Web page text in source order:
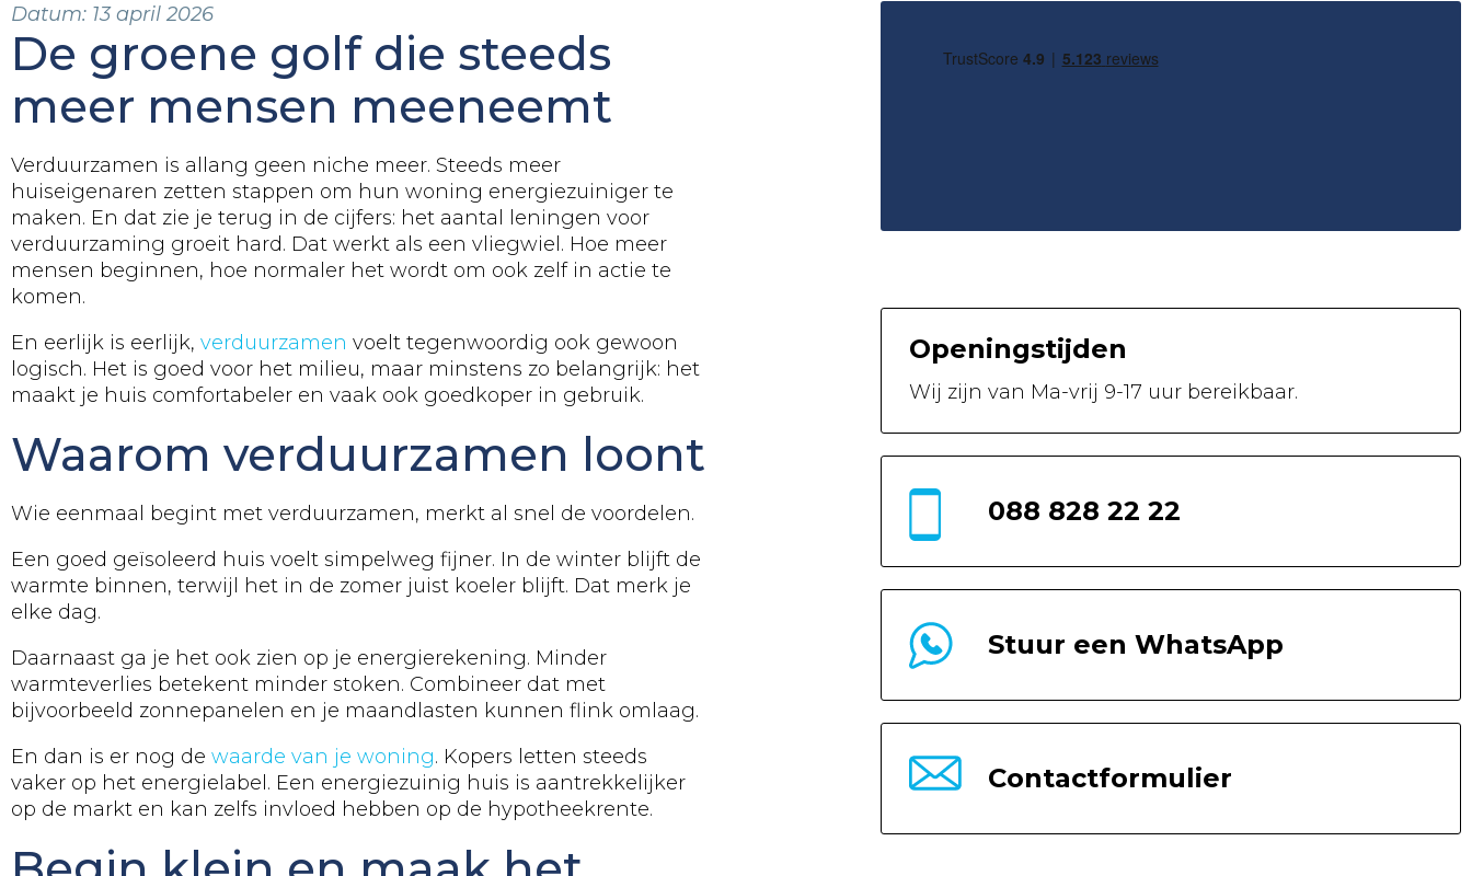
Datum: 13 april 2026
De groene golf die steeds
meer mensen meeneemt
Verduurzamen is allang geen niche meer. Steeds meer
huiseigenaren zetten stappen om hun woning energiezuiniger te
maken. En dat zie je terug in de cijfers: het aantal leningen voor
verduurzaming groeit hard. Dat werkt als een vliegwiel. Hoe meer
mensen beginnen, hoe normaler het wordt om ook zelf in actie te
komen.
En eerlijk is eerlijk, verduurzamen voelt tegenwoordig ook gewoon
logisch. Het is goed voor het milieu, maar minstens zo belangrijk: het
maakt je huis comfortabeler en vaak ook goedkoper in gebruik.
Waarom verduurzamen loont
Wie eenmaal begint met verduurzamen, merkt al snel de voordelen.
Een goed geïsoleerd huis voelt simpelweg fijner. In de winter blijft de
warmte binnen, terwijl het in de zomer juist koeler blijft. Dat merk je
elke dag.
Daarnaast ga je het ook zien op je energierekening. Minder
warmteverlies betekent minder stoken. Combineer dat met
bijvoorbeeld zonnepanelen en je maandlasten kunnen flink omlaag.
En dan is er nog de waarde van je woning. Kopers letten steeds
vaker op het energielabel. Een energiezuinig huis is aantrekkelijker
op de markt en kan zelfs invloed hebben op de hypotheekrente.
Openingstijden
Wij zijn van Ma-vrij 9-17 uur bereikbaar.
088 828 22 22
Stuur een WhatsApp
Contactformulier